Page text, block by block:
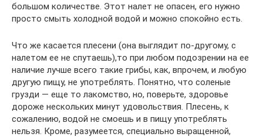
большом количестве. Этот налет не опасен, его нужно
просто смыть холодной водой и можно спокойно есть.
Что же касается плесени (она выглядит по-другому, с
налетом ее не спутаешь),то при любом подозрении на ее
наличие лучше всего такие грибы, как, впрочем, и любую
другую пищу, не употреблять. Понятно, что соленые
грузди — еще то лакомство, но, поверьте, здоровье
дороже нескольких минут удовольствия. Плесень, к
сожалению, водой не смоешь и в пищу употреблять
нельзя. Кроме, разумеется, специально выращенной,